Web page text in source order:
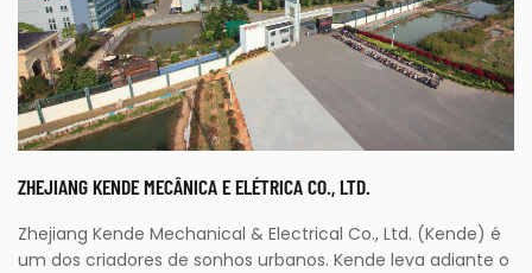
ZHEJIANG KENDE MECÂNICA E ELÉTRICA CO., LTD.
Zhejiang Kende Mechanical & Electrical Co., Ltd. (Kende) é
um dos criadores de sonhos urbanos. Kende leva adiante o